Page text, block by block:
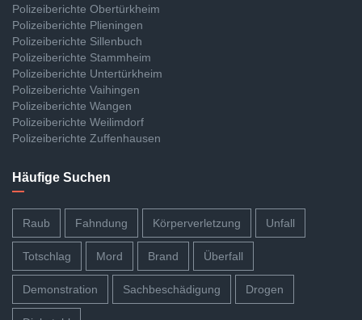
Polizeiberichte Obertürkheim
Polizeiberichte Plieningen
Polizeiberichte Sillenbuch
Polizeiberichte Stammheim
Polizeiberichte Untertürkheim
Polizeiberichte Vaihingen
Polizeiberichte Wangen
Polizeiberichte Weilimdorf
Polizeiberichte Zuffenhausen
Häufige Suchen
Raub Fahndung Körperverletzung Unfall
Totschlag Mord Brand Überfall
Demonstration Sachbeschädigung Drogen